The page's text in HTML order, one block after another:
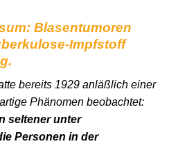
Blasentumoren
Impfstoff
bereits 1929 anläßlich einer
Phänomen beobachtet:
seltener unter
Personen in der